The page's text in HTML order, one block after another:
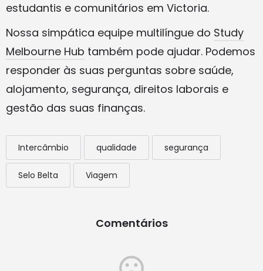
estudantis e comunitários em Victoria.
Nossa simpática equipe multilíngue do Study
Melbourne Hub também pode ajudar. Podemos
responder às suas perguntas sobre saúde,
alojamento, segurança, direitos laborais e
gestão das suas finanças.
Intercâmbio qualidade segurança
Selo Belta Viagem
Comentários